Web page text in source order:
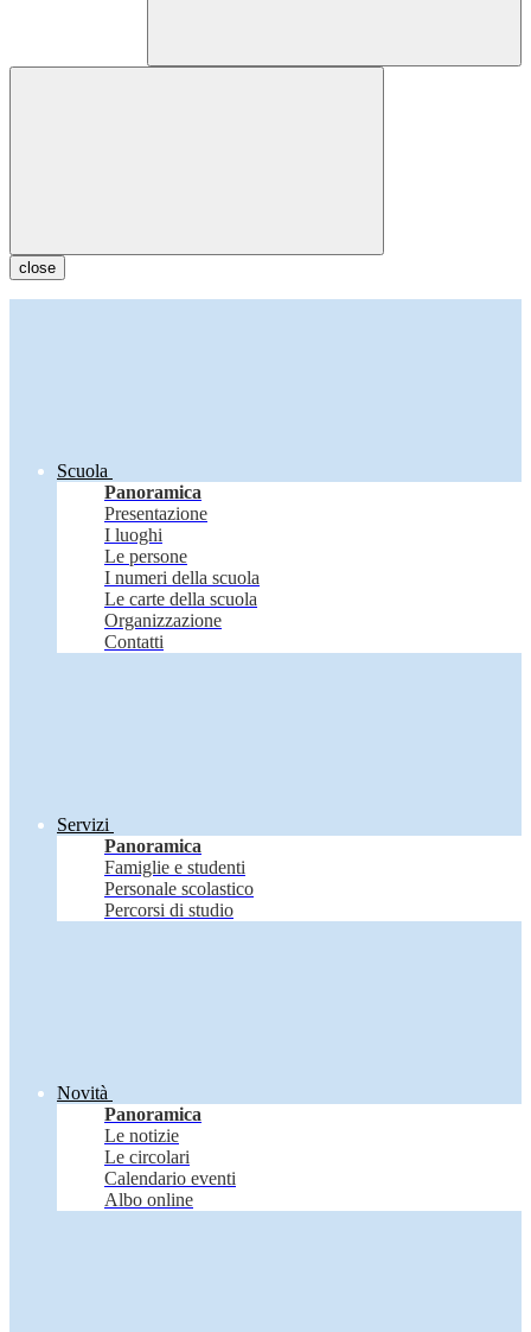
close
Scuola
Panoramica
Presentazione
I luoghi
Le persone
I numeri della scuola
Le carte della scuola
Organizzazione
Contatti
Servizi
Panoramica
Famiglie e studenti
Personale scolastico
Percorsi di studio
Novità
Panoramica
Le notizie
Le circolari
Calendario eventi
Albo online